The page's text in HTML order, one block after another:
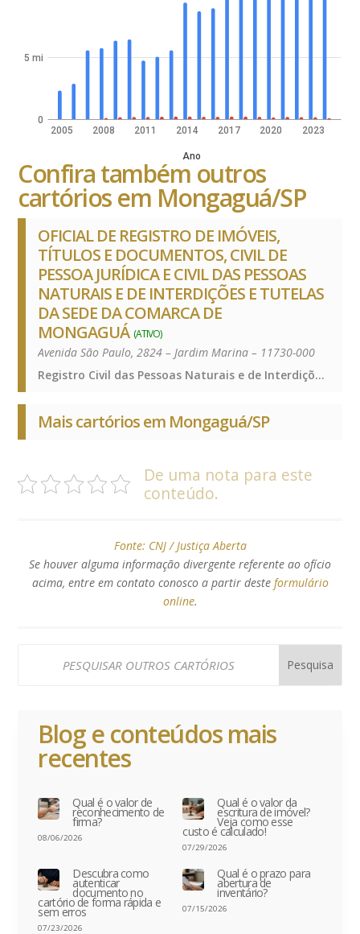
2005 2008 2011 2014 2017 2020 2023
Ano
0
5 mi
Confira também outros
cartórios em Mongaguá/SP
OFICIAL DE REGISTRO DE IMÓVEIS,
TÍTULOS E DOCUMENTOS, CIVIL DE
PESSOA JURÍDICA E CIVIL DAS PESSOAS
NATURAIS E DE INTERDIÇÕES E TUTELAS
DA SEDE DA COMARCA DE
MONGAGUÁ (ATIVO)
Avenida São Paulo, 2824 – Jardim Marina – 11730-000
Registro Civil das Pessoas Naturais e de Interdições e Tutelas, Registro de Imóveis, Registro de Títulos e Documentos e Civis das Pessoas Jurídicas, Registro Civil das Pessoas Naturais e de Interdições e Tutelas, Registro de Imóveis, Registro de Títulos e Documentos e Civis das Pessoas Jurídicas, Registro Civil das Pessoas Naturais e de Interdições e Tutelas, Registro de Imóveis, Registro de Títulos e Documentos e Civis das Pessoas Jurídicas
Mais cartórios em Mongaguá/SP
De uma nota para este
conteúdo.
Fonte: CNJ / Justiça Aberta
Se houver alguma informação divergente referente ao ofício
acima, entre em contato conosco a partir deste formulário
online.
Blog e conteúdos mais
recentes
Qual é o valor de
reconhecimento de
firma?
08/06/2026
Qual é o valor da
escritura de imóvel?
Veja como esse
custo é calculado!
07/29/2026
Descubra como
autenticar
documento no
cartório de forma rápida e
sem erros
07/23/2026
Qual é o prazo para
abertura de
inventário?
07/15/2026